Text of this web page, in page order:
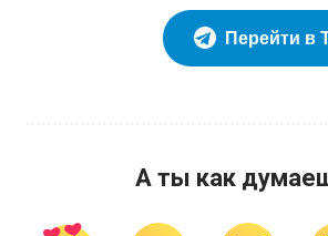
Перейти в
А ты как